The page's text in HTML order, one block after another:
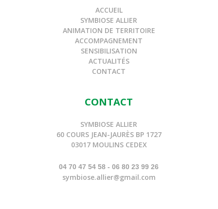
ACCUEIL
SYMBIOSE ALLIER
ANIMATION DE TERRITOIRE
ACCOMPAGNEMENT
SENSIBILISATION
ACTUALITÉS
CONTACT
CONTACT
SYMBIOSE ALLIER
60 COURS JEAN-JAURÈS BP 1727
03017 MOULINS CEDEX
04 70 47 54 58 - 06 80 23 99 26
symbiose.allier@gmail.com